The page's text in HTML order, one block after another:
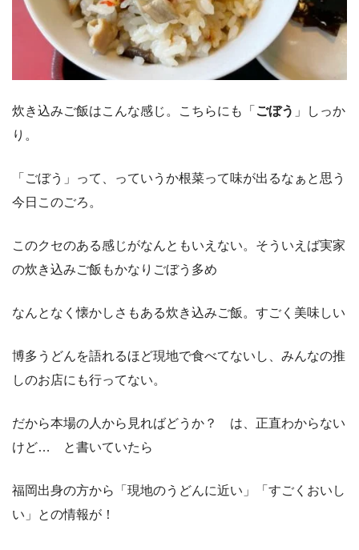
炊き込みご飯はこんな感じ。こちらにも「 ごぼう 」しっか
り。
「ごぼう」って、っていうか根菜って味が出るなぁと思う
今日このごろ。
このクセのある感じがなんともいえない。そういえば実家
の炊き込みご飯もかなりごぼう多め
なんとなく懐かしさもある炊き込みご飯。すごく美味しい
博多うどんを語れるほど現地で食べてないし、みんなの推
しのお店にも行ってない。
だから本場の人から見ればどうか？ は、正直わからない
けど… と書いていたら
福岡出身の方から「現地のうどんに近い」「すごくおいし
い」との情報が！